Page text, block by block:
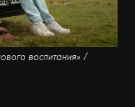
воспитания» /